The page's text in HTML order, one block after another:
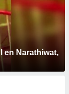
en Narathiwat,